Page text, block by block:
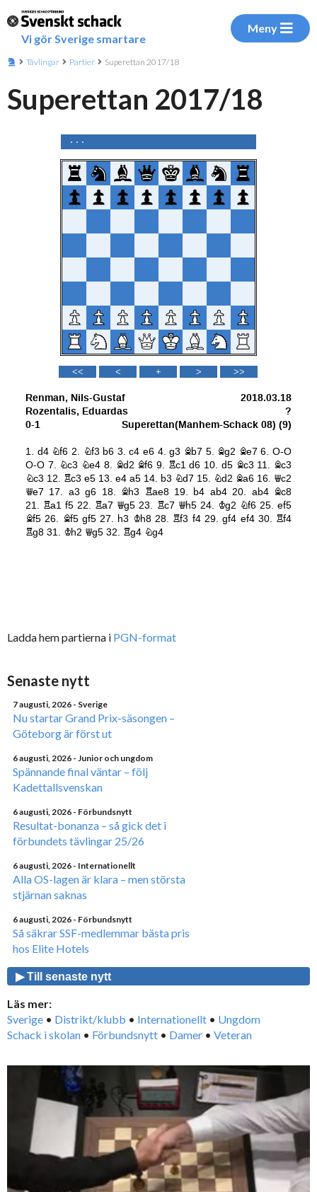
Vi gör Sverige smartare
Meny
Tävlingar Partier Superettan 2017/18
Superettan 2017/18
Ladda hem partierna i PGN-format
Senaste nytt
7 augusti, 2026 - Sverige
Nu startar Grand Prix-säsongen –
Göteborg är först ut
6 augusti, 2026 - Junior och ungdom
Spännande final väntar – följ
Kadettallsvenskan
6 augusti, 2026 - Förbundsnytt
Resultat-bonanza – så gick det i
förbundets tävlingar 25/26
6 augusti, 2026 - Internationellt
Alla OS-lagen är klara – men största
stjärnan saknas
6 augusti, 2026 - Förbundsnytt
Så säkrar SSF-medlemmar bästa pris
hos Elite Hotels
▶ Till senaste nytt
Läs mer:
Sverige • Distrikt/klubb • Internationellt • Ungdom
Schack i skolan • Förbundsnytt • Damer • Veteran